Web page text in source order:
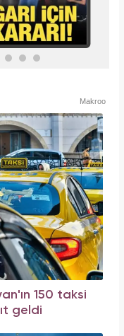
Makroo
150 taksi
geldi